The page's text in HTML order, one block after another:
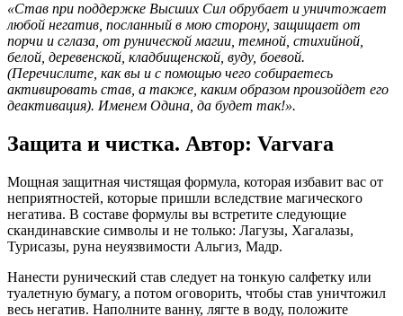
«Став при поддержке Высших Сил обрубает и уничтожает
любой негатив, посланный в мою сторону, защищает от
порчи и сглаза от рунической магии , темной, стихийной,
белой, деревенской, кладбищенской, вуду, боевой.
(Перечислите, как вы и с помощью чего собираетесь
активировать став, а также, каким образом произойдет его
деактивация). Именем Одина, да будет так!».
Защита и чистка. Автор: Varvara
Мощная защитная чистящая формула, которая избавит вас от
неприятностей, которые пришли вследствие магического
негатива. В составе формулы вы встретите следующие
скандинавские символы и не только: Лагузы, Хагалазы,
Турисазы, руна неуязвимости Альгиз, Мадр.
Нанести рунический став следует на тонкую салфетку или
туалетную бумагу, а потом оговорить, чтобы став уничтожил
весь негатив. Наполните ванну, лягте в воду, положите